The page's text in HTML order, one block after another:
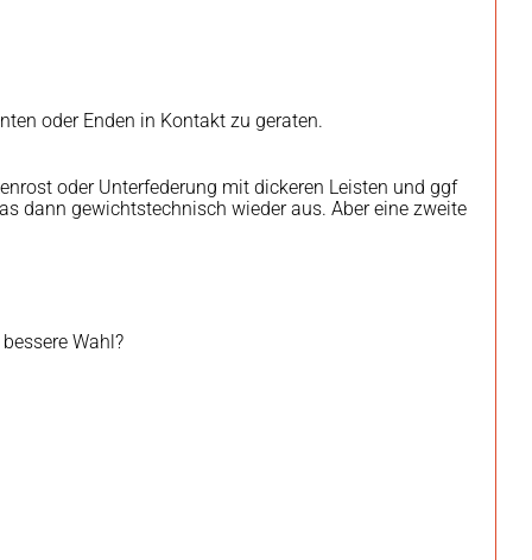
oder Enden in Kontakt zu geraten.
oder Unterfederung mit dickeren Leisten und ggf
dann gewichtstechnisch wieder aus. Aber eine zweite
Wahl?